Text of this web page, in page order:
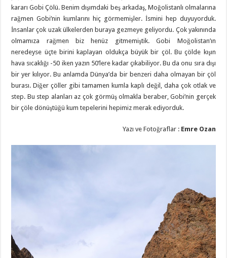
kararı Gobi Çölü. Benim dışımdaki beş arkadaş, Moğolistanlı olmalarına
rağmen Gobi’nin kumlarını hiç görmemişler. İsmini hep duyuyorduk.
İnsanlar çok uzak ülkelerden buraya gezmeye geliyordu. Çok yakınında
olmamıza rağmen biz henüz gitmemiştik. Gobi Moğolistan’ın
neredeyse üçte birini kaplayan oldukça büyük bir çöl. Bu çölde kışın
hava sıcaklığı -50 iken yazın 50’lere kadar çıkabiliyor. Bu da onu sıra dışı
bir yer kılıyor. Bu anlamda Dünya’da bir benzeri daha olmayan bir çöl
burası. Diğer çöller gibi tamamen kumla kaplı değil, daha çok otlak ve
step. Bu step alanları az çok görmüş olmakla beraber, Gobi’nin gerçek
bir çöle dönüştüğü kum tepelerini hepimiz merak ediyorduk.
Yazı ve Fotoğraflar : Emre Ozan